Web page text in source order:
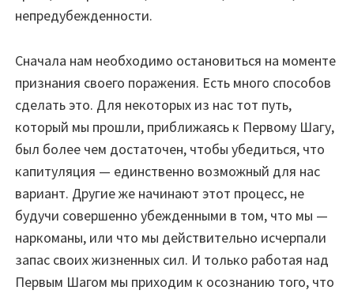
непредубежденности.
Сначала нам необходимо остановиться на моменте
признания своего поражения. Есть много способов
сделать это. Для некоторых из нас тот путь,
который мы прошли, приближаясь к Первому Шагу,
был более чем достаточен, чтобы убедиться, что
капитуляция — единственно возможный для нас
вариант. Другие же начинают этот процесс, не
будучи совершенно убежденными в том, что мы —
наркоманы, или что мы действительно исчерпали
запас своих жизненных сил. И только работая над
Первым Шагом мы приходим к осознанию того, что